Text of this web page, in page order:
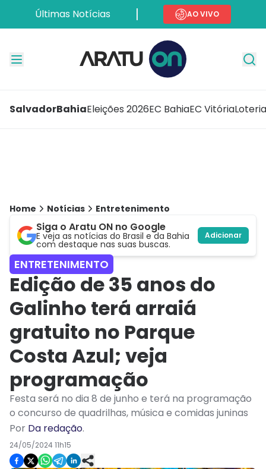
Últimas Notícias AO VIVO
SalvadorBahiaEleições 2026EC BahiaEC Vitória
Home Notícias Entretenimento
Siga o Aratu ON no Google
E veja as notícias do Brasil e da Bahia
com destaque nas suas buscas.
Adicionar
ENTRETENIMENTO
Edição de 35 anos do
Galinho terá arraiá
gratuito no Parque
Costa Azul; veja
programação
Festa será no dia 8 de junho e terá na programação
o concurso de quadrilhas, música e comidas juninas
Por Da redação.
24/05/2024 11h15